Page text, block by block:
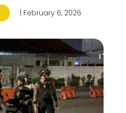
| February 6, 2026